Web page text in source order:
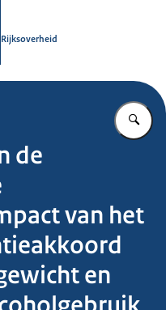
Rijksoverheid
de
van het
en